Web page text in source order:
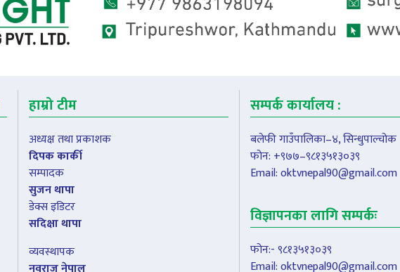
हाम्रो टीम
अध्यक्ष तथा प्रकाशक
दिपक कार्की
सम्पादक
सुजन थापा
डेक्स इडिटर
सदिक्षा थापा
व्यवस्थापक
सम्पर्क कार्यालय :
बलेफी गाउँपालिका–४, सिन्धुपाल्चोक
फोन: +९७७–९८१३५१३०३९
Email:oktvnepal90@gmail.com
विज्ञापनका लागि सम्पर्कः
फोन:- ९८१३५१३०३९
Email:oktvnepal90@gmail.com